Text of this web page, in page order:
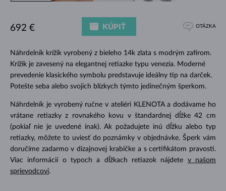
Náhrdelník krížik vyrobený z bieleho 14k zlata s modrým zafírom.
Krížik je zavesený na elegantnej retiazke typu venezia. Moderné
prevedenie klasického symbolu predstavuje ideálny tip na darček.
Potešte seba alebo svojich blízkych týmto jedinečným šperkom.
Náhrdelník je vyrobený ručne v ateliéri KLENOTA a dodávame ho
vrátane retiazky z rovnakého kovu v štandardnej dĺžke 42 cm
(pokiaľ nie je uvedené inak). Ak požadujete inú dĺžku alebo typ
retiazky, môžete to uviesť do poznámky v objednávke. Šperk vám
doručíme zadarmo v dizajnovej krabičke a s certifikátom pravosti.
Viac informácií o typoch a dĺžkach retiazok nájdete v našom
sprievodcovi.
692 € KÚPIŤ OTÁZKA